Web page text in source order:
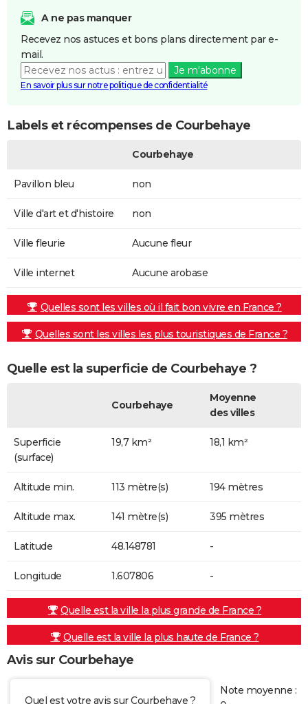
A ne pas manquer
Recevez nos astuces et bons plans directement par e-
mail.
Je m'abonne
En savoir plus sur notre politique de confidentialité
Labels et récompenses de Courbehaye
Courbehaye
Pavillon bleu non
Ville d'art et d'histoire non
Ville fleurie Aucune fleur
Ville internet Aucune arobase
Quelles sont les villes où il fait bon vivre en France ?
Quelles sont les villes les plus touristiques de France ?
Quelle est la superficie de Courbehaye ?
Courbehaye
Moyenne
des villes
Superficie
(surface)
19,7 km² 18,1 km²
Altitude min. 113 mètre(s) 194 mètres
Altitude max. 141 mètre(s) 395 mètres
Latitude 48.148781 -
Longitude 1.607806 -
Quelle est la ville la plus grande de France ?
Quelle est la ville la plus haute de France ?
Avis sur Courbehaye
Quel est votre avis sur Courbehaye ?
Note moyenne :